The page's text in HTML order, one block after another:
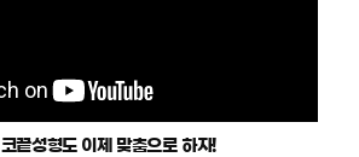
코끝성형도 이제 맞춤으로 하자!